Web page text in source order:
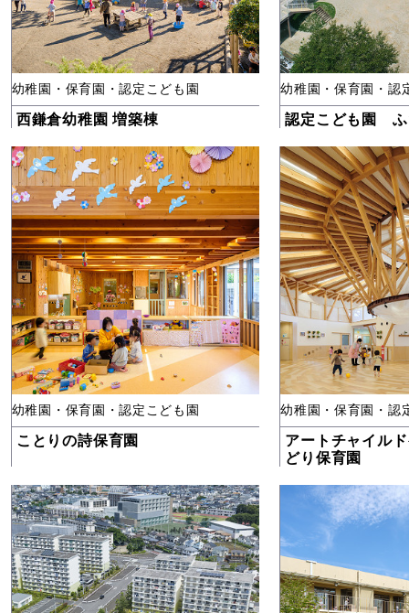
幼稚園・保育園・認定こども園
西鎌倉幼稚園 増築棟
幼稚園・保育園・認
認定こども園 ふ
幼稚園・保育園・認定こども園
ことりの詩保育園
幼稚園・保育園・認
アートチャイル
どり保育園